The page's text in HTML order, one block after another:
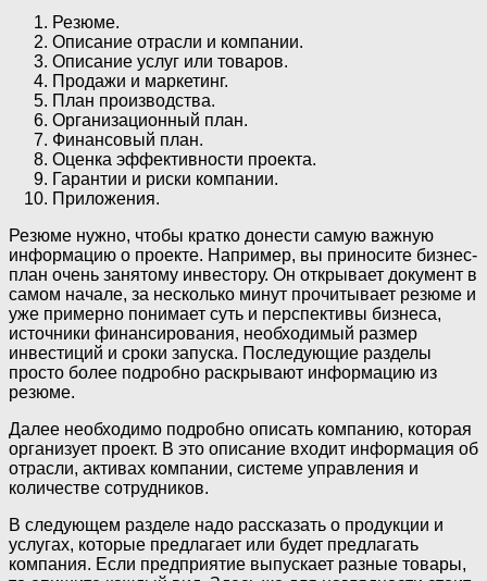
Резюме.
Описание отрасли и компании.
Описание услуг или товаров.
Продажи и маркетинг.
План производства.
Организационный план.
Финансовый план.
Оценка эффективности проекта.
Гарантии и риски компании.
Приложения.
Резюме нужно, чтобы кратко донести самую важную
информацию о проекте. Например, вы приносите бизнес-
план очень занятому инвестору. Он открывает документ в
самом начале, за несколько минут прочитывает резюме и
уже примерно понимает суть и перспективы бизнеса,
источники финансирования, необходимый размер
инвестиций и сроки запуска. Последующие разделы
просто более подробно раскрывают информацию из
резюме.
Далее необходимо подробно описать компанию, которая
организует проект. В это описание входит информация об
отрасли, активах компании, системе управления и
количестве сотрудников.
В следующем разделе надо рассказать о продукции и
услугах, которые предлагает или будет предлагать
компания. Если предприятие выпускает разные товары,